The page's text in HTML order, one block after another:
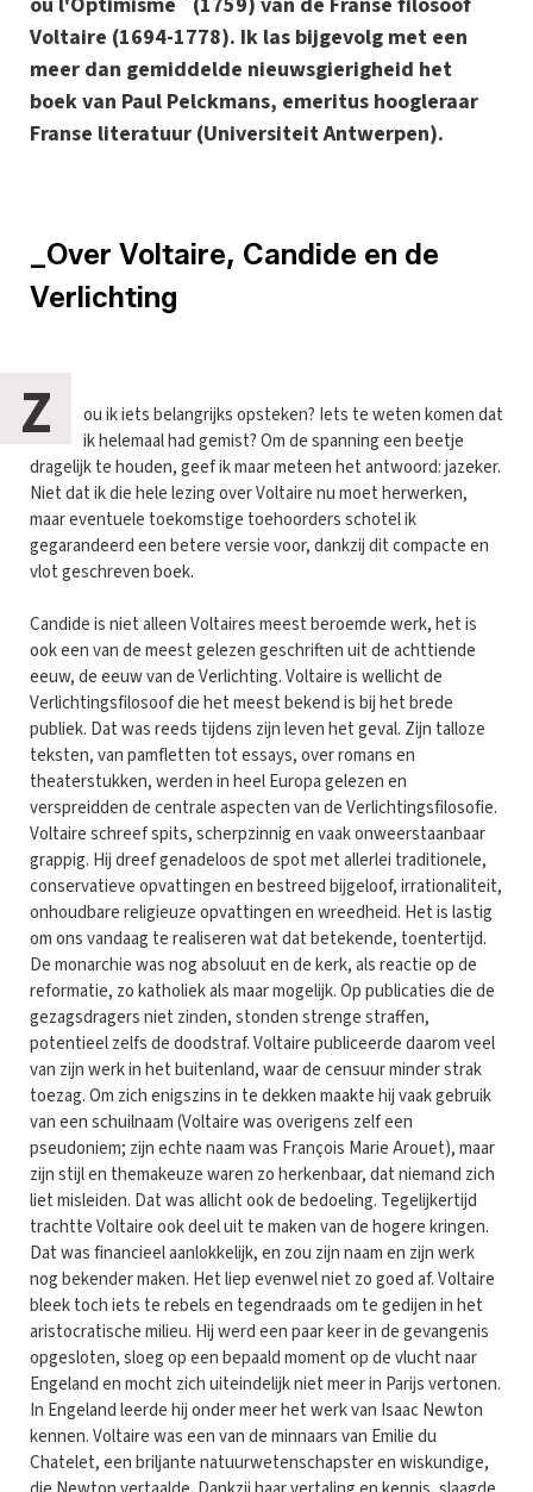
Voltaire (1694-1778). Ik las bijgevolg met een
meer dan gemiddelde nieuwsgierigheid het
boek van Paul Pelckmans, emeritus hoogleraar
Franse literatuur (Universiteit Antwerpen).
_Over Voltaire, Candide en de
Verlichting
Z
ou ik iets belangrijks opsteken? Iets te weten komen dat
ik helemaal had gemist? Om de spanning een beetje
dragelijk te houden, geef ik maar meteen het antwoord: jazeker.
Niet dat ik die hele lezing over Voltaire nu moet herwerken,
maar eventuele toekomstige toehoorders schotel ik
gegarandeerd een betere versie voor, dankzij dit compacte en
vlot geschreven boek.
Candide is niet alleen Voltaires meest beroemde werk, het is
ook een van de meest gelezen geschriften uit de achttiende
eeuw, de eeuw van de Verlichting. Voltaire is wellicht de
Verlichtingsfilosoof die het meest bekend is bij het brede
publiek. Dat was reeds tijdens zijn leven het geval. Zijn talloze
teksten, van pamfletten tot essays, over romans en
theaterstukken, werden in heel Europa gelezen en
verspreidden de centrale aspecten van de Verlichtingsfilosofie.
Voltaire schreef spits, scherpzinnig en vaak onweerstaanbaar
grappig. Hij dreef genadeloos de spot met allerlei traditionele,
conservatieve opvattingen en bestreed bijgeloof, irrationaliteit,
onhoudbare religieuze opvattingen en wreedheid. Het is lastig
om ons vandaag te realiseren wat dat betekende, toentertijd.
De monarchie was nog absoluut en de kerk, als reactie op de
reformatie, zo katholiek als maar mogelijk. Op publicaties die de
gezagsdragers niet zinden, stonden strenge straffen,
potentieel zelfs de doodstraf. Voltaire publiceerde daarom veel
van zijn werk in het buitenland, waar de censuur minder strak
toezag. Om zich enigszins in te dekken maakte hij vaak gebruik
van een schuilnaam (Voltaire was overigens zelf een
pseudoniem; zijn echte naam was François Marie Arouet), maar
zijn stijl en themakeuze waren zo herkenbaar, dat niemand zich
liet misleiden. Dat was allicht ook de bedoeling. Tegelijkertijd
trachtte Voltaire ook deel uit te maken van de hogere kringen.
Dat was financieel aanlokkelijk, en zou zijn naam en zijn werk
nog bekender maken. Het liep evenwel niet zo goed af. Voltaire
bleek toch iets te rebels en tegendraads om te gedijen in het
aristocratische milieu. Hij werd een paar keer in de gevangenis
opgesloten, sloeg op een bepaald moment op de vlucht naar
Engeland en mocht zich uiteindelijk niet meer in Parijs vertonen.
In Engeland leerde hij onder meer het werk van Isaac Newton
kennen. Voltaire was een van de minnaars van Emilie du
Chatelet, een briljante natuurwetenschapster en wiskundige,